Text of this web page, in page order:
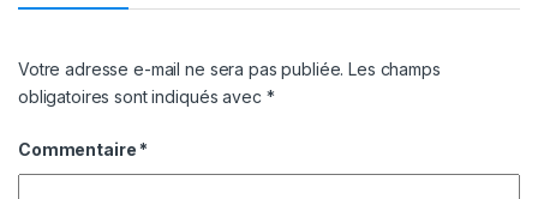
Votre adresse e-mail ne sera pas publiée. Les champs
obligatoires sont indiqués avec *
Commentaire *